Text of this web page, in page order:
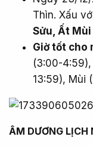
Thìn. Xấu
Sửu, Ất Mùi
Giờ tốt cho
(3:00-
13:59), Mùi
ÂM DƯƠNG LỊCH